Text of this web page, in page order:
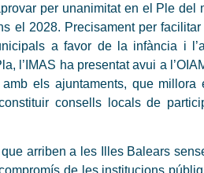
per unanimitat en el Ple del
el 2028. Precisament per
a favor de la infància i
l’IMAS ha presentat avui a
els ajuntaments, que
consells locals de
arriben a les Illes Balears